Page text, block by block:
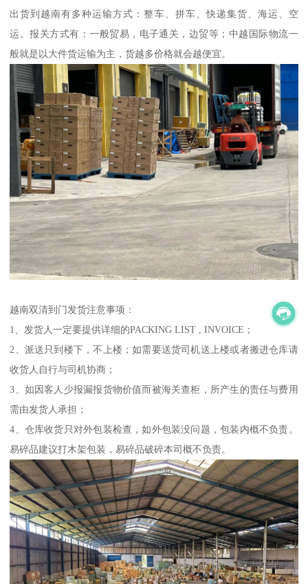
出货到越南有多种运输方式：整车、拼车、快递集货、海运、空
运。报关方式有：一般贸易，电子通关，边贸等；中越国际物流一
般就是以大件货运输为主，货越多价格就会越便宜。
越南双清到门发货注意事项：
1、发货人一定要提供详细的PACKING LIST , INVOICE；
2、派送只到楼下，不上楼；如需要送货司机送上楼或者搬进仓库请
收货人自行与司机协商；
3、如因客人少报漏报货物价值而被海关查柜，所产生的责任与费用
需由发货人承担；
4、仓库收货只对外包装检查，如外包装没问题，包装内概不负责。
易碎品建议打木架包装，易碎品破碎本司概不负责。